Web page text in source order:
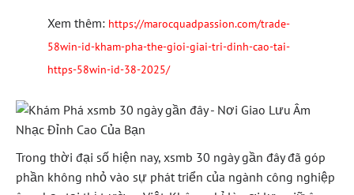
Xem thêm: https://marocquadpassion.com/trade-
58win-id-kham-pha-the-gioi-giai-tri-dinh-cao-tai-
https-58win-id-38-2025/
Trong thời đại số hiện nay, xsmb 30 ngày gần đây đã góp
phần không nhỏ vào sự phát triển của ngành công nghiệp